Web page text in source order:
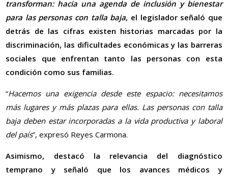
transforman: hacia una agenda de inclusión y bienestar
para las personas con talla baja, el legislador señaló que
detrás de las cifras existen historias marcadas por la
discriminación, las dificultades económicas y las barreras
sociales que enfrentan tanto las personas con esta
condición como sus familias.
“Hacemos una exigencia desde este espacio: necesitamos
más lugares y más plazas para ellas. Las personas con talla
baja deben estar incorporadas a la vida productiva y laboral
del país”, expresó Reyes Carmona.
Asimismo, destacó la relevancia del diagnóstico
temprano y señaló que los avances médicos y